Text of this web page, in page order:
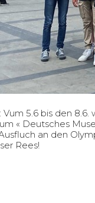
5.6 bis den
« Deutsches
an den
Rees!